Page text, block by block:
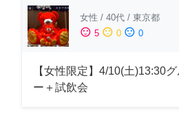
女性 / 40代 / 東京都
sentiment_satisfied 5 sentiment_neutral 0 sentiment_dissatisfied 0
【女性限定】4/10(土)13:30
ー＋試飲会